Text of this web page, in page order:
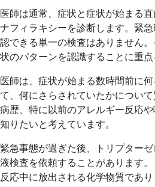
医師は通常、症状と症状が始まる
ナフィラキシーを診断します。緊
認できる単一の検査はありません
状のパターンを認識することに重点
医師は、症状が始まる数時間前に
て、何にさらされていたかについ
病歴、特に以前のアレルギー反応
知りたいと考えています。
緊急事態が過ぎた後、トリプター
液検査を依頼することがあります
反応中に放出される化学物質であ